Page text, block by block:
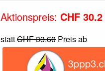
Aktionspreis: CHF
stattCHF 33.60Preis ab